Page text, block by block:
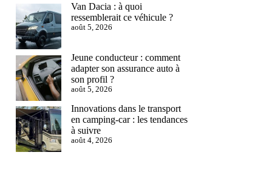
Van Dacia : à quoi
ressemblerait ce véhicule ?
août 5, 2026
Jeune conducteur : comment
adapter son assurance auto à
son profil ?
août 5, 2026
Innovations dans le transport
en camping-car : les tendances
à suivre
août 4, 2026